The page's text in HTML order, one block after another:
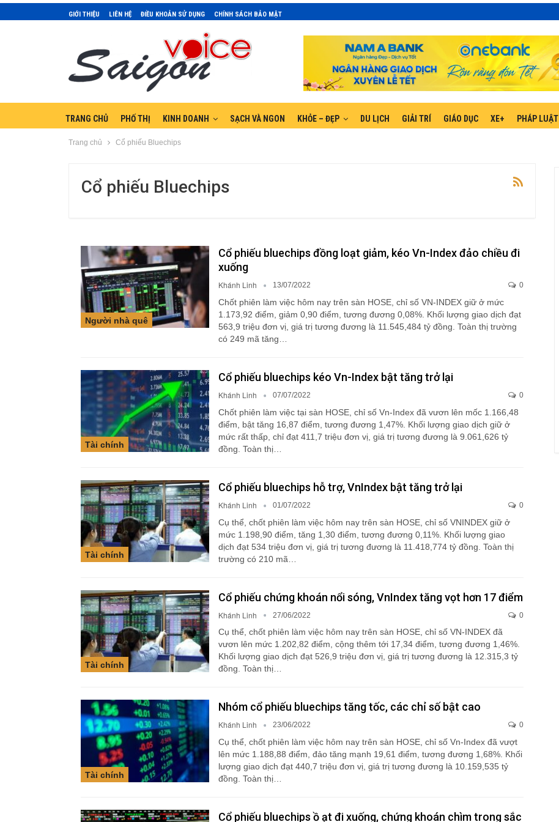
GIỚI THIỆU LIÊN HỆ ĐIỀU KHOẢN SỬ DỤNG CHÍNH SÁCH BẢO MẬT
TRANG CHỦ PHỐ THỊ KINH DOANH SẠCH VÀ NGON KHỎE – ĐẸP DU LỊCH GIẢI TRÍ GIÁO DỤC XE+ PHÁP LUẬT
Trang chủ Cổ phiếu Bluechips
Cổ phiếu Bluechips
Người nhà quê
Cổ phiếu bluechips đồng loạt giảm, kéo Vn-Index đảo chiều đi
xuống
Khánh Linh 13/07/2022 0
Chốt phiên làm việc hôm nay trên sàn HOSE, chỉ số VN-INDEX giữ ở mức
1.173,92 điểm, giảm 0,90 điểm, tương đương 0,08%. Khối lượng giao dịch đạt
563,9 triệu đơn vị, giá trị tương đương là 11.545,484 tỷ đồng. Toàn thị trường
có 249 mã tăng…
Tài chính
Cổ phiếu bluechips kéo Vn-Index bật tăng trở lại
Khánh Linh 07/07/2022 0
Chốt phiên làm việc tại sàn HOSE, chỉ số Vn-Index đã vươn lên mốc 1.166,48
điểm, bật tăng 16,87 điểm, tương đương 1,47%. Khối lượng giao dịch giữ ở
mức rất thấp, chỉ đạt 411,7 triệu đơn vị, giá trị tương đương là 9.061,626 tỷ
đồng. Toàn thị…
Tài chính
Cổ phiếu bluechips hỗ trợ, VnIndex bật tăng trở lại
Khánh Linh 01/07/2022 0
Cụ thể, chốt phiên làm việc hôm nay trên sàn HOSE, chỉ số VNINDEX giữ ở
mức 1.198,90 điểm, tăng 1,30 điểm, tương đương 0,11%. Khối lượng giao
dịch đạt 534 triệu đơn vị, giá trị tương đương là 11.418,774 tỷ đồng. Toàn thị
trường có 210 mã…
Tài chính
Cổ phiếu chứng khoán nổi sóng, VnIndex tăng vọt hơn 17 điểm
Khánh Linh 27/06/2022 0
Cụ thể, chốt phiên làm việc hôm nay trên sàn HOSE, chỉ số VN-INDEX đã
vươn lên mức 1.202,82 điểm, cộng thêm tới 17,34 điểm, tương đương 1,46%.
Khối lượng giao dịch đạt 526,9 triệu đơn vị, giá trị tương đương là 12.315,3 tỷ
đồng. Toàn thị…
Tài chính
Nhóm cổ phiếu bluechips tăng tốc, các chỉ số bật cao
Khánh Linh 23/06/2022 0
Cụ thể, chốt phiên làm việc hôm nay trên sàn HOSE, chỉ số Vn-Index đã vượt
lên mức 1.188,88 điểm, đảo tăng mạnh 19,61 điểm, tương đương 1,68%. Khối
lượng giao dịch đạt 440,7 triệu đơn vị, giá trị tương đương là 10.159,535 tỷ
đồng. Toàn thị…
Cổ phiếu bluechips ồ ạt đi xuống, chứng khoán chìm trong sắc